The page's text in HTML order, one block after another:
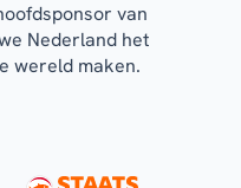
van
Nederland het
wereld maken.